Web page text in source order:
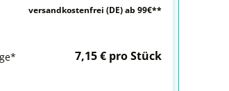
versandkostenfrei (DE) ab 99€**
7,15 € pro Stück